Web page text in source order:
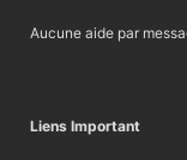
Aucune aide par
Liens Important